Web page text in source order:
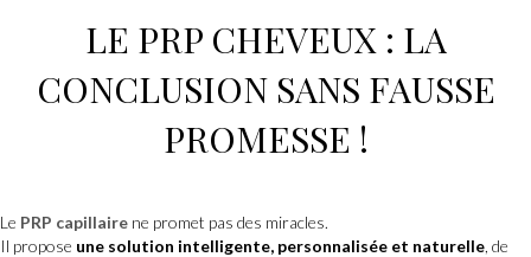
LE PRP CHEVEUX : LA
CONCLUSION SANS FAUSSE
PROMESSE !
Le PRP capillaire ne promet pas des miracles.
Il propose une solution intelligente, personnalisée et naturelle, de